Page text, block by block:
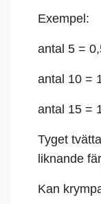
Exempel:
antal 5 =
antal 10 =
antal 15 =
Tyget
liknande
Kan